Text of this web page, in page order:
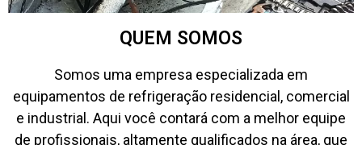
QUEM SOMOS
Somos uma empresa especializada em
equipamentos de refrigeração residencial, comercial
e industrial. Aqui você contará com a melhor equipe
de profissionais, altamente qualificados na área, que